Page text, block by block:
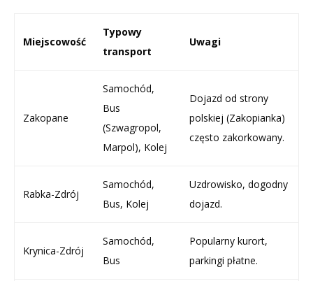
Miejscowość
Typowy
transport
Uwagi
Zakopane
Samochód,
Bus
(Szwagropol,
Marpol), Kolej
Dojazd od strony
polskiej (Zakopianka)
często zakorkowany.
Rabka-Zdrój
Samochód,
Bus, Kolej
Uzdrowisko, dogodny
dojazd.
Krynica-Zdrój
Samochód,
Bus
Popularny kurort,
parkingi płatne.